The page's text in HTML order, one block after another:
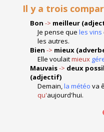
Il y a trois
Bon -> meilleur
Je pense que les vins
les autres.
Bien -> mieux
Elle voulaitmieux
Mauvais-> deux
(adjectif)
Demain,la météo va
qu'aujourd'hui.